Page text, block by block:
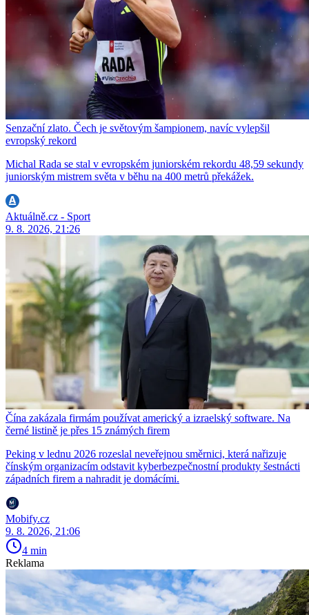
Senzační zlato. Čech je světovým šampionem, navíc vylepšil
evropský rekord
Michal Rada se stal v evropském juniorském rekordu 48,59 sekundy
juniorským mistrem světa v běhu na 400 metrů překážek.
Aktuálně.cz - Sport
9. 8. 2026, 21:26
Čína zakázala firmám používat americký a izraelský software. Na
černé listině je přes 15 známých firem
Peking v lednu 2026 rozeslal neveřejnou směrnici, která nařizuje
čínským organizacím odstavit kyberbezpečnostní produkty šestnácti
západních firem a nahradit je domácími.
Mobify.cz
9. 8. 2026, 21:06
4 min
Reklama